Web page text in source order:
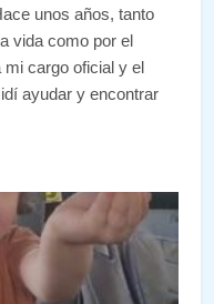
unos años, tanto
vida como por el
mi cargo oficial y el
ayudar y encontrar